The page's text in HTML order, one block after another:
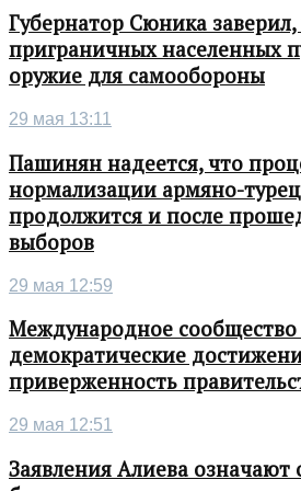
Губернатор Сюника заверил,
приграничных населенных
оружие для самообороны
29 мая 13:11
Пашинян надеется, что
нормализации армяно-
продолжится и после
выборов
29 мая 12:59
Международное сообщество
демократические
приверженность
29 мая 12:51
Заявления Алиева означают